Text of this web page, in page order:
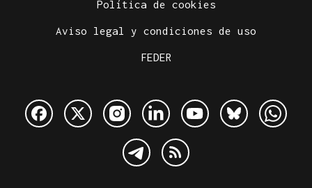
Política de cookies
Aviso legal y condiciones de uso
FEDER